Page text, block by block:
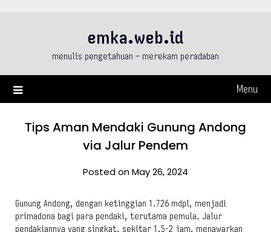
emka.web.id
menulis pengetahuan – merekam peradaban
Menu
Tips Aman Mendaki Gunung Andong
via Jalur Pendem
Posted on May 26, 2024
Gunung Andong, dengan ketinggian 1.726 mdpl, menjadi
primadona bagi para pendaki, terutama pemula. Jalur
pendakiannya yang singkat, sekitar 1,5-2 jam, menawarkan